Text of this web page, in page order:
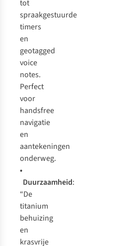
tot
spraakgestuurde
timers
en
geotagged
voice
notes.
Perfect
voor
handsfree
navigatie
en
aantekeningen
onderweg.
•
Duurzaamheid:
“De
titanium
behuizing
en
krasvrije